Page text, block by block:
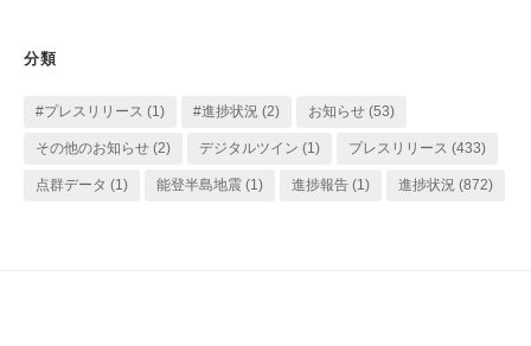
ー
分類
#プレスリリース (1) #進捗状況 (2) お知らせ (53)
その他のお知らせ (2) デジタルツイン (1) プレスリリース (433)
点群データ (1) 能登半島地震 (1) 進捗報告 (1) 進捗状況 (872)